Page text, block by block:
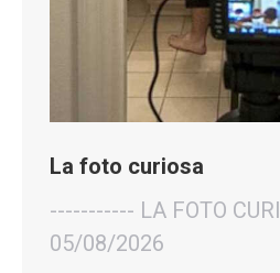
La foto curiosa
----------- LA FOTO
05/08/2026